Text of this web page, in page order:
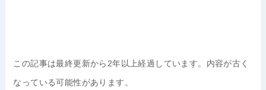
この記事は最終更新から2年以上経過しています。内容が古く
なっている可能性があります。